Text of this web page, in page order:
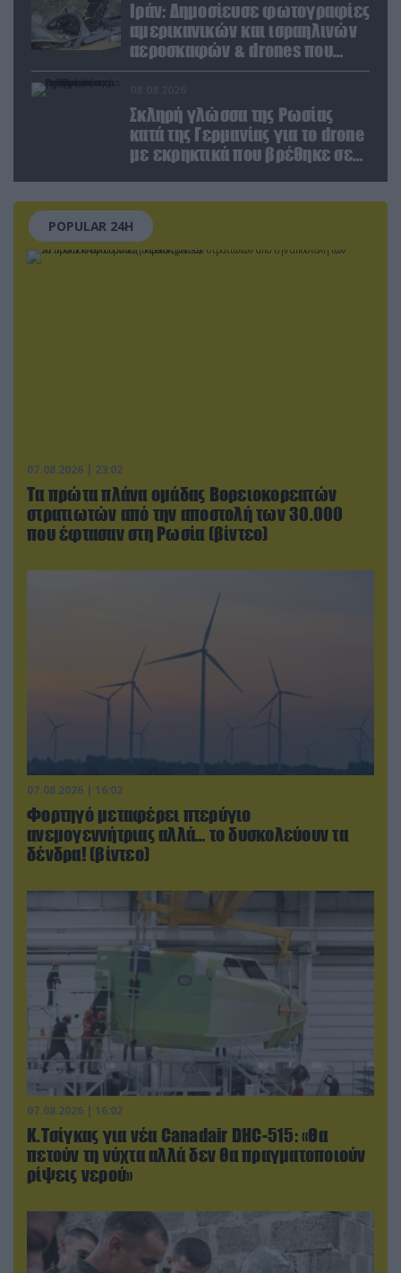
Ιράν: Δημοσίευσε φωτογραφίες
αμερικανικών και ισραηλινών
αεροσκαφών & drones που
καταρρίφθηκαν
Σκληρή γλώσσα της Ρωσίας
κατά της Γερμανίας για το drone
με εκρηκτικά που βρέθηκε σε
POPULAR 24H
07.08.2026 | 23:02
Τα πρώτα πλάνα ομάδας Βορειοκορεατών
στρατιωτών από την αποστολή των 30.000
που έφτασαν στη Ρωσία (βίντεο)
07.08.2026 | 16:02
Φορτηγό μεταφέρει πτερύγιο
ανεμογεννήτριας αλλά… το δυσκολεύουν τα
δένδρα! (βίντεο)
07.08.2026 | 16:02
Κ.Τσίγκας για νέα Canadair DHC-515: «Θα
πετούν τη νύχτα αλλά δεν θα πραγματοποιούν
ρίψεις νερού»